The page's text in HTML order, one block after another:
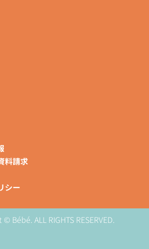
料請求
シー
Bébé. ALL RIGHTS RESERVED.